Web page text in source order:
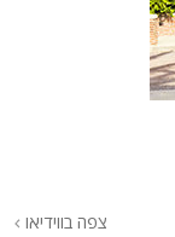
צפה בווידיאו